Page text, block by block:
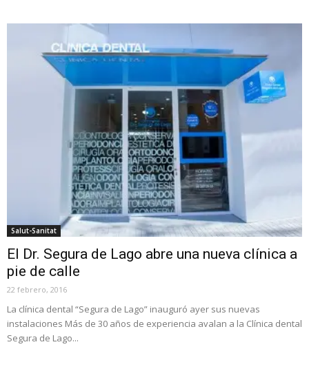
Salut-Sanitat
El Dr. Segura de Lago abre una nueva clínica a
pie de calle
22 febrero, 2016
La clínica dental “Segura de Lago” inauguró ayer sus nuevas
instalaciones Más de 30 años de experiencia avalan a la Clínica dental
Segura de Lago...